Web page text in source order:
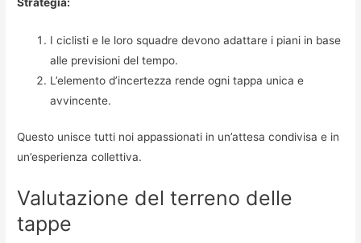
I ciclisti e le loro squadre devono adattare i piani in base
alle previsioni del tempo.
L’elemento d’incertezza rende ogni tappa unica e
avvincente.
Questo unisce tutti noi appassionati in un’attesa condivisa e in
un’esperienza collettiva.
Valutazione del terreno delle
tappe